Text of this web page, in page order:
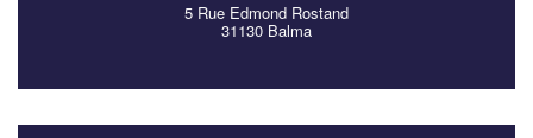
5 Rue Edmond Rostand
31130 Balma